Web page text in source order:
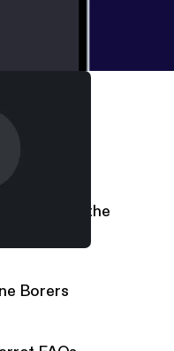
Bugs
Stakes in the
Borers